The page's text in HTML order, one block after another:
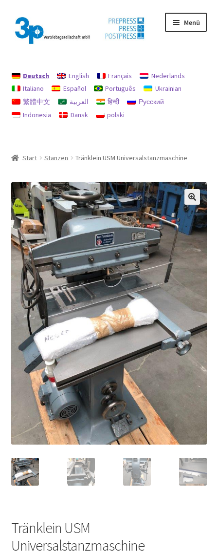
Zur
Navigation
springen
Zum
Inhalt
springen
Menü
Datenschutz
Gebrauchtmaschinen
Deutsch English Français
Nederlands
Italiano
Español Português
Ukrainian
繁體中文
العربية हिन्दी
Русский
Indonesia
Dansk polski
Start Stanzen Tränklein USM Universalstanzmaschine
Tränklein USM
Universalstanzmaschine